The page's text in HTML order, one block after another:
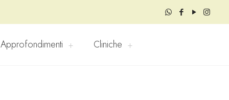
Approfondimenti Cliniche